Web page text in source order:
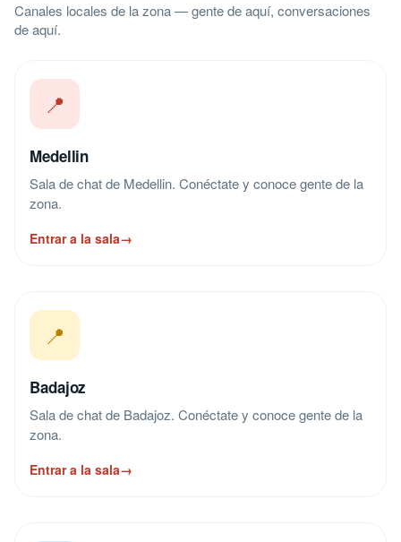
Canales locales de la zona — gente de aquí, conversaciones
de aquí.
📍
Medellin
Sala de chat de Medellin. Conéctate y conoce gente de la
zona.
Entrar a la sala→
📍
Badajoz
Sala de chat de Badajoz. Conéctate y conoce gente de la
zona.
Entrar a la sala→